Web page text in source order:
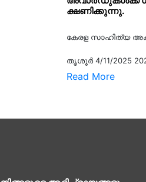
ക്ഷണിക്കുന്നു.
കേരള സാഹിത്യ
തൃശൂര്‍ 4/11/2025
Read More